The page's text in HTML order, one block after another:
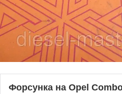
Форсунка на Opel